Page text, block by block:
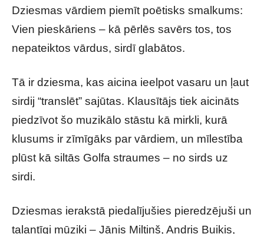
Dziesmas vārdiem piemīt poētisks smalkums:
Vien pieskāriens – kā pērlēs savērs tos, tos
nepateiktos vārdus, sirdī glabātos.
Tā ir dziesma, kas aicina ieelpot vasaru un ļaut
sirdij “translēt” sajūtas. Klausītājs tiek aicināts
piedzīvot šo muzikālo stāstu kā mirkli, kurā
klusums ir zīmīgāks par vārdiem, un mīlestība
plūst kā siltās Golfa straumes – no sirds uz
sirdi.
Dziesmas ierakstā piedalījušies pieredzējuši un
talantīgi mūziķi – Jānis Miltiņš, Andris Buiķis,